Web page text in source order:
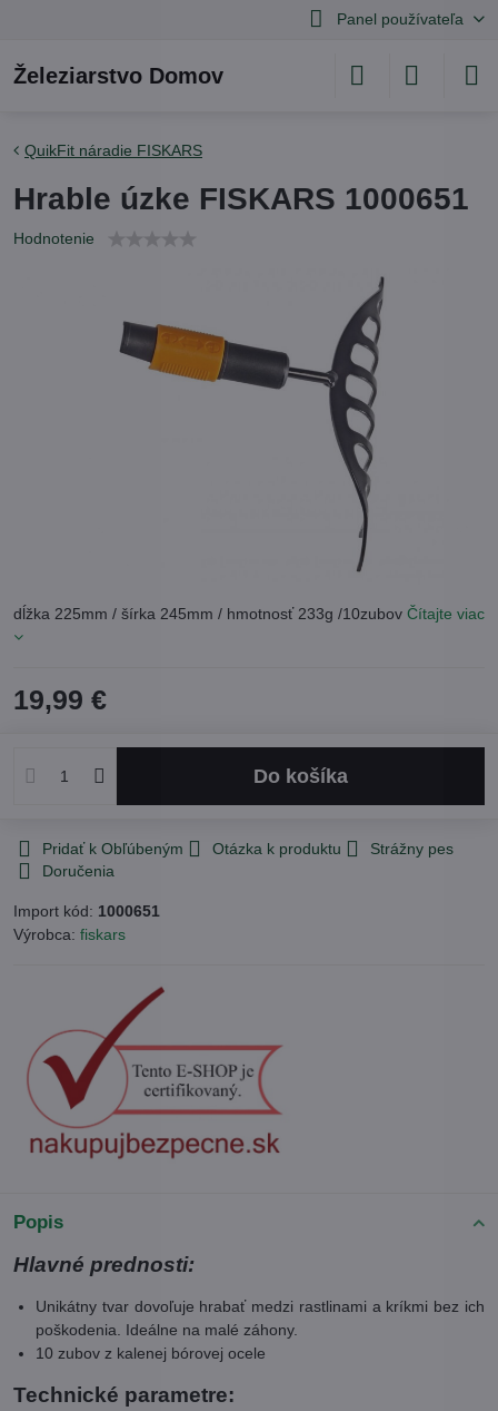
Panel používateľa
Železiarstvo Domov
QuikFit náradie FISKARS
Hrable úzke FISKARS 1000651
Hodnotenie
dĺžka 225mm / šírka 245mm / hmotnosť 233g /10zubov Čítajte viac
19,99 €
Do košíka
Pridať k Obľúbeným Otázka k produktu
Strážny pes
Doručenia
Import kód: 1000651
Výrobca: fiskars
Popis
Hlavné prednosti:
Unikátny tvar dovoľuje hrabať medzi rastlinami a kríkmi bez ich
poškodenia. Ideálne na malé záhony.
10 zubov z kalenej bórovej ocele
Technické parametre: